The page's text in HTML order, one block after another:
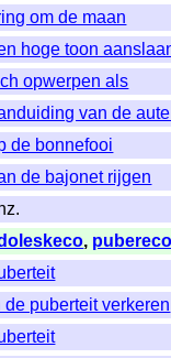
om de maan
hoge toon
opwerpen als
van de
de bonnefooi
de bajonet rijgen
,
de puberteit verkeren